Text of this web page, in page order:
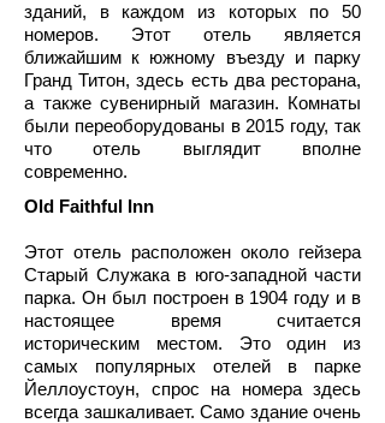
зданий, в каждом из которых по 50
номеров. Этот отель является
ближайшим к южному въезду и парку
Гранд Титон, здесь есть два ресторана,
а также сувенирный магазин. Комнаты
были переоборудованы в 2015 году, так
что отель выглядит вполне
современно.
Old Faithful Inn
Этот отель расположен около гейзера
Старый Служака в юго-западной части
парка. Он был построен в 1904 году и в
настоящее время считается
историческим местом. Это один из
самых популярных отелей в парке
Йеллоустоун, спрос на номера здесь
всегда зашкаливает. Само здание очень